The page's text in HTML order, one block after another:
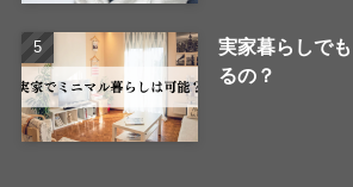
実家暮らしで
るの？